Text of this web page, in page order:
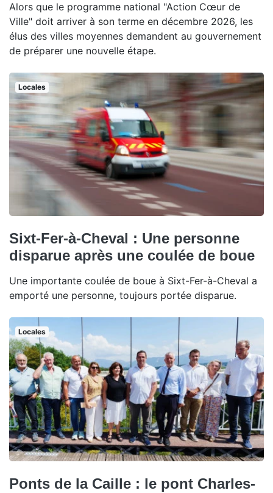
Alors que le programme national "Action Cœur de
Ville" doit arriver à son terme en décembre 2026, les
élus des villes moyennes demandent au gouvernement
de préparer une nouvelle étape.
Locales
Sixt-Fer-à-Cheval : Une personne
disparue après une coulée de boue
Une importante coulée de boue à Sixt-Fer-à-Cheval a
emporté une personne, toujours portée disparue.
Locales
Ponts de la Caille : le pont Charles-